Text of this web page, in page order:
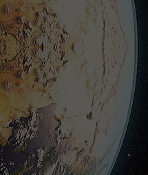
9 Abschnitt 10
Abschnitt 20 Abschnitt 21